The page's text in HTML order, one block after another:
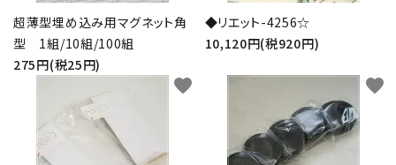
超薄型埋め込み用マグネット角
型 1組/10組/100組
275円(税25円)
◆リエット-4256☆
10,120円(税920円)
favorite favorite